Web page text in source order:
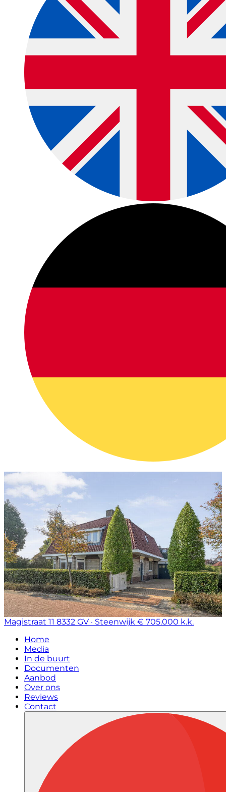
Magistraat 11 8332 GV · Steenwijk € 705.000 k.k.
Home
Media
In de buurt
Documenten
Aanbod
Over ons
Reviews
Contact